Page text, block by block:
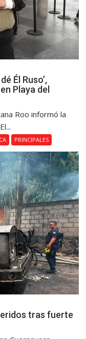
Él Ruso’,
Playa del
Roo informó la
PRINCIPALES
tras fuerte